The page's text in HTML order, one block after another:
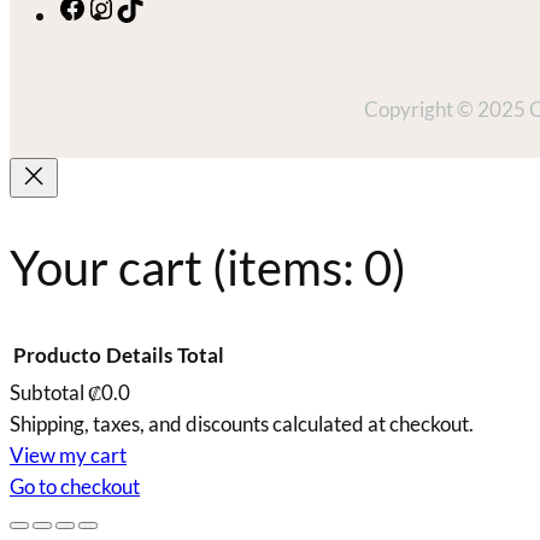
Facebook
Instagram
Copyright © 2025
Your cart (items: 0)
Products
in
Producto DetailsTotal
Subtotal₡0.0
Shipping, taxes, and discounts calculated at checkout.
View my cart
Go to checkout